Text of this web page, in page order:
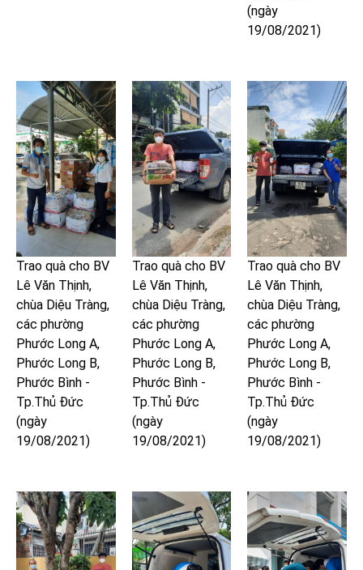
(ngày
19/08/2021)
Trao quà cho BV
Lê Văn Thịnh,
chùa Diệu Tràng,
các phường
Phước Long A,
Phước Long B,
Phước Bình -
Tp.Thủ Đức
(ngày
19/08/2021)
Trao quà cho BV
Lê Văn Thịnh,
chùa Diệu Tràng,
các phường
Phước Long A,
Phước Long B,
Phước Bình -
Tp.Thủ Đức
(ngày
19/08/2021)
Trao quà cho BV
Lê Văn Thịnh,
chùa Diệu Tràng,
các phường
Phước Long A,
Phước Long B,
Phước Bình -
Tp.Thủ Đức
(ngày
19/08/2021)